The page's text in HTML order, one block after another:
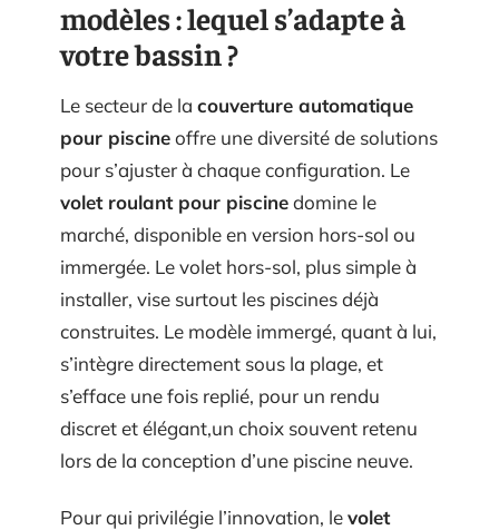
modèles : lequel s’adapte à
votre bassin ?
Le secteur de la couverture automatique
pour piscineoffre une diversité de solutions
pour s’ajuster à chaque configuration. Le
volet roulant pour piscinedomine le
marché, disponible en version hors-sol ou
immergée. Le volet hors-sol, plus simple à
installer, vise surtout les piscines déjà
construites. Le modèle immergé, quant à lui,
s’intègre directement sous la plage, et
s’efface une fois replié, pour un rendu
discret et élégant,un choix souvent retenu
lors de la conception d’une piscine neuve.
Pour qui privilégie l’innovation, levolet